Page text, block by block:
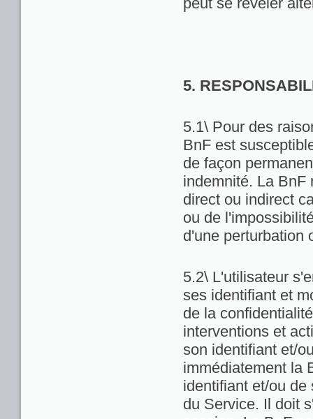
5.
5.1\ Pour des
BnF est
de façon
indemnité. La BnF
direct ou indirect
ou de
d'une perturbation
5.2\ L'utilisateur
ses identifiant et
de la
interventions et
son identifiant et/
immédiatement la
identifiant et/ou
du Service. Il doit